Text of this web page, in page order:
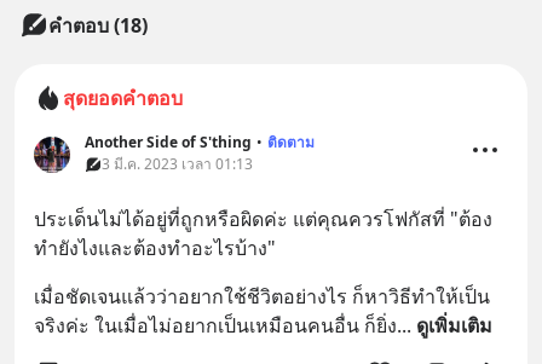
คำตอบ (18)
สุดยอดคำตอบ
Another Side of S'thing • ติดตาม
3 มี.ค. 2023 เวลา 01:13
ประเด็นไม่ได้อยู่ที่ถูกหรือผิดค่ะ แต่คุณควรโฟกัสที่ "ต้อง
ทำยังไงและต้องทำอะไรบ้าง"
เมื่อชัดเจนแล้วว่าอยากใช้ชีวิตอย่างไร ก็หาวิธีทำให้เป็น
จริงค่ะ ในเมื่อไม่อยากเป็นเหมือนคนอื่น ก็ยิ่ง... ดูเพิ่มเติม